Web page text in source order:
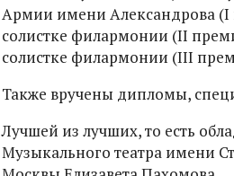
Армии имени Александрова
солистке филармонии (II
солистке филармонии (III
Также вручены дипломы,
Лучшей из лучших, то есть
Музыкального театра имени